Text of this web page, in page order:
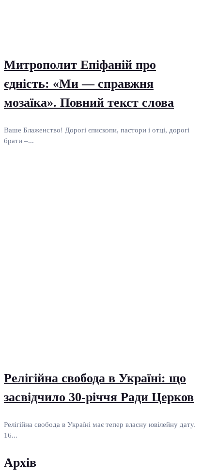
Митрополит Епіфаній про
єдність: «Ми — справжня
мозаїка». Повний текст слова
Ваше Блаженство! Дорогі єпископи, пастори і отці, дорогі
брати –...
Релігійна свобода в Україні: що
засвідчило 30-річчя Ради Церков
Релігійна свобода в Україні має тепер власну ювілейну дату.
16...
Архів